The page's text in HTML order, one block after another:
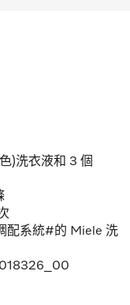
)洗衣液和 3 個
配系統#的 Miele 洗